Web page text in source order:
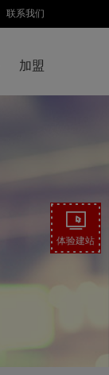
联系我们
加盟
体验建站